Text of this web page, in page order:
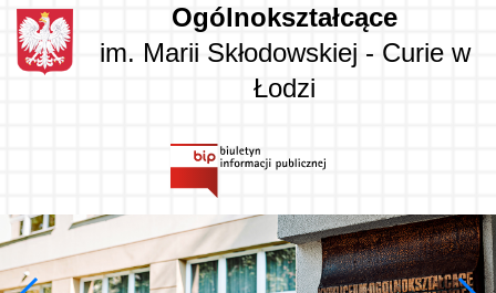
Ogólnokształcące
im. Marii Skłodowskiej - Curie w
Łodzi